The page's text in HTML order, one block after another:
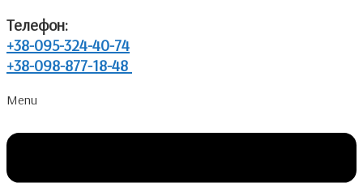
Телефон:
+38-095-324-40-74
+38-098-877-18-48
Menu